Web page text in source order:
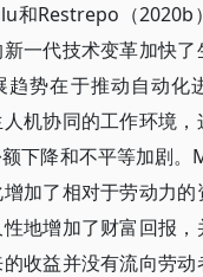
和Restrepo（2020b
一代技术变革加快
趋势在于推动自动化
机协同的工作环境，
下降和不平等加剧。
加了相对于劳动力的
地增加了财富回报
收益并没有流向劳动